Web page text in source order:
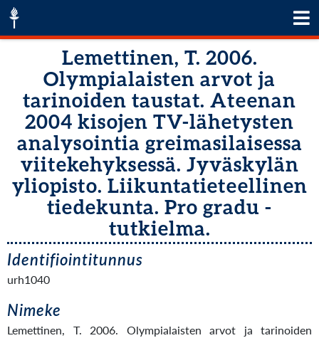
Lemettinen, T. 2006.
Olympialaisten arvot ja
tarinoiden taustat. Ateenan
2004 kisojen TV-lähetysten
analysointia greimasilaisessa
viitekehyksessä. Jyväskylän
yliopisto. Liikuntatieteellinen
tiedekunta. Pro gradu -
tutkielma.
Identifiointitunnus
urh1040
Nimeke
Lemettinen, T. 2006. Olympialaisten arvot ja tarinoiden